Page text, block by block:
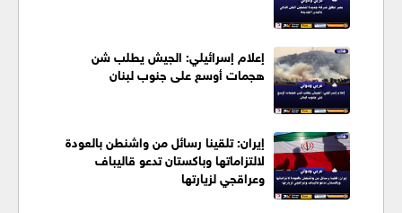
إعلام إسرائيلي: الجيش يطلب شن
هجمات أوسع على جنوب لبنان
إيران: تلقينا رسائل من واشنطن بالعودة
لالتزاماتها وباكستان تدعو قاليباف
وعراقجي لزيارتها